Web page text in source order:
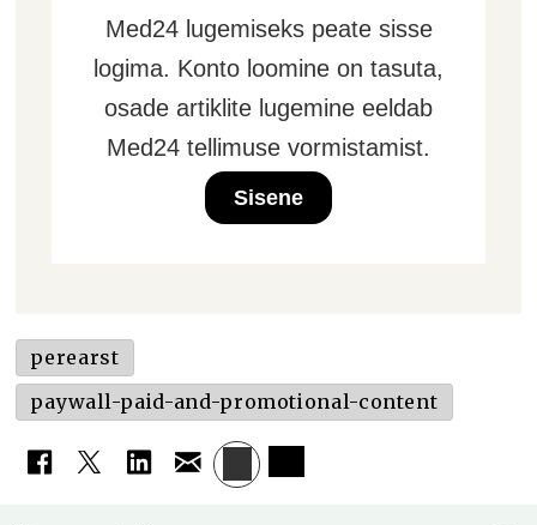
Med24 lugemiseks peate sisse
logima. Konto loomine on tasuta,
osade artiklite lugemine eeldab
Med24 tellimuse vormistamist.
Sisene
perearst
paywall-paid-and-promotional-content